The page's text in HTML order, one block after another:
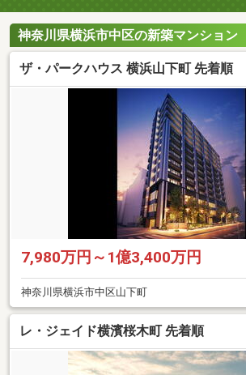
神奈川県横浜市中区の新築マンション
ザ・パークハウス 横浜山下町 先着順
7,980万円～1億3,400万円
神奈川県横浜市中区山下町
レ・ジェイド横濱桜木町 先着順